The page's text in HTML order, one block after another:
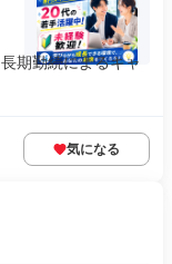
期勤続によるキャ
気になる